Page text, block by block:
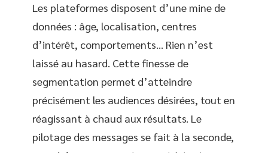
Les plateformes disposent d’une mine de
données : âge, localisation, centres
d’intérêt, comportements… Rien n’est
laissé au hasard. Cette finesse de
segmentation permet d’atteindre
précisément les audiences désirées, tout en
réagissant à chaud aux résultats. Le
pilotage des messages se fait à la seconde,